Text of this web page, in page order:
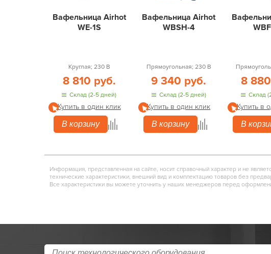
Вафельница Airhot
WE-1S
Круглая; 230 В
8 810 руб.
Склад (2-5 дней)
Купить в один клик
В корзину
Вафельница Airhot
WBSH-4
Прямоугольная; 230 В
9 340 руб.
Склад (2-5 дней)
Купить в один клик
В корзину
8
Склад
Купить в
В
Информация, представленная на сайте, носит справочный характер и не
технические характеристики, внешний вид и комплектацию товаров без
Все характеристики вы можете уточнить у наших менеджеров перед